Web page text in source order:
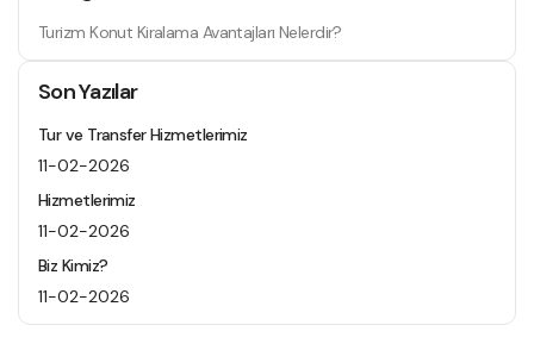
Turizm Konut Kiralama Avantajları Nelerdir?
Son Yazılar
Tur ve Transfer Hizmetlerimiz
11-02-2026
Hizmetlerimiz
11-02-2026
Biz Kimiz?
11-02-2026